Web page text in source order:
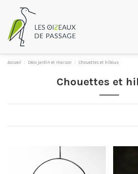
Accueil Déco jardin et maison Chouettes et hiboux
Chouettes et